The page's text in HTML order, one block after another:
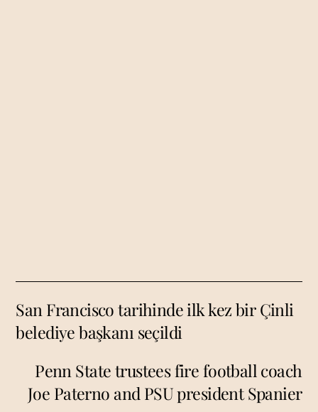
San Francisco tarihinde ilk kez bir Çinli
belediye başkanı seçildi
Penn State trustees fire football coach
Joe Paterno and PSU president Spanier